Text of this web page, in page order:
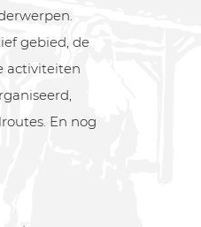
gebied, de
activiteiten
En nog